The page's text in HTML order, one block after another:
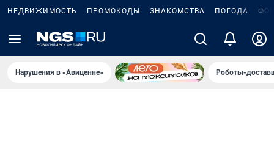
НЕДВИЖИМОСТЬ ПРОМОКОДЫ ЗНАКОМСТВА ПОГОДА
Нарушения в «Авиценне» Роботы-